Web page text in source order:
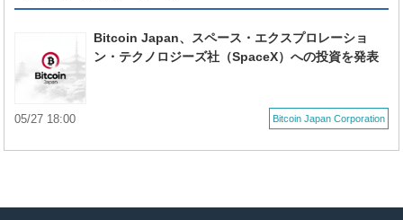
Bitcoin Japan、スペース・エクスプロレーショ
ン・テクノロジーズ社（SpaceX）への投資を発表
Bitcoin Japan Corporation
05/27 18:00